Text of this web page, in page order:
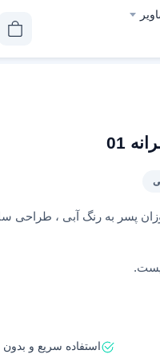
01
پسر به رنگ آبی ، طراحی
استفاده سریع و